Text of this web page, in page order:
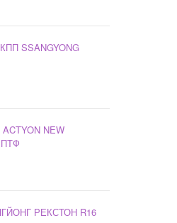
SSANGYONG
NEW
РЕКСТОН R16